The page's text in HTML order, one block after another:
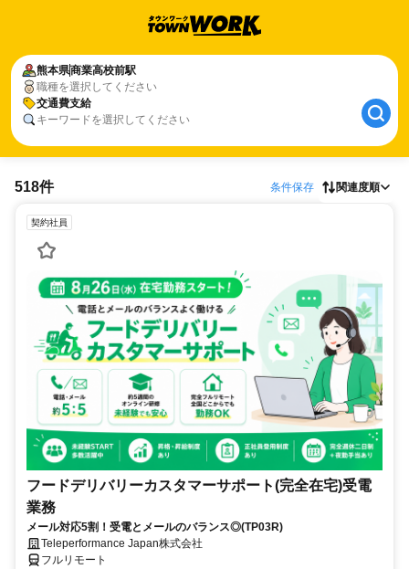
熊本県商業高校前駅
職種を選択してください
交通費支給
キーワードを選択してください
518件 条件保存 関連度順
契約社員
フードデリバリーカスタマーサポート(完全在宅)受電
業務
メール対応5割！受電とメールのバランス◎(TP03R)
Teleperformance Japan株式会社
フルリモート